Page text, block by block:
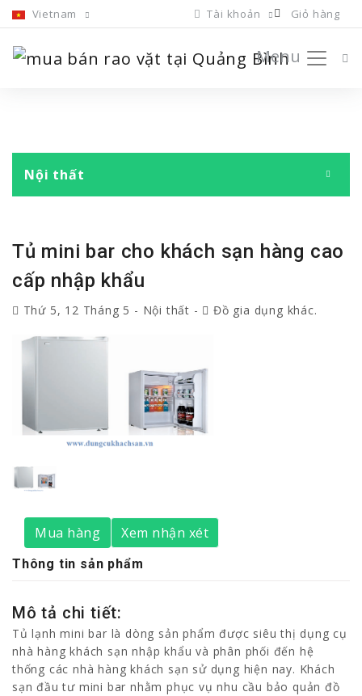
Vietnam Tài khoản Giỏ hàng
Menu
Nội thất
Tủ mini bar cho khách sạn hàng cao
cấp nhập khẩu
Thứ 5, 12 Tháng 5 - Nội thất - Đồ gia dụng khác.
Mua hàng Xem nhận xét
Thông tin sản phẩm
Mô tả chi tiết:
Tủ lạnh mini bar là dòng sản phẩm được siêu thị dụng cụ
nhà hàng khách sạn nhập khẩu và phân phối đến hệ
thống các nhà hàng khách sạn sử dụng hiện nay. Khách
sạn đầu tư mini bar nhằm phục vụ nhu cầu bảo quản đồ